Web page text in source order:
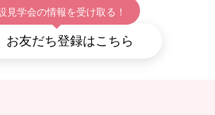
見学会の情報を受け取る！
お友だち登録はこちら